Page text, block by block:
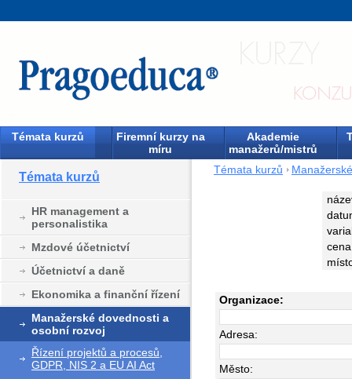
Témata kurzů
Firemní kurzy na
míru
Akademie
manažerů/mistrů
Témata kurzů
HR management a
personalistika
Mzdové účetnictví
Účetnictví a daně
Ekonomika a finanční řízení
Manažerské dovednosti a
osobní rozvoj
Řízení projektů a procesů,
GDPR, NIS 2 a EU AI Act
Témata kurzů
Organizace:
Adresa:
Město: